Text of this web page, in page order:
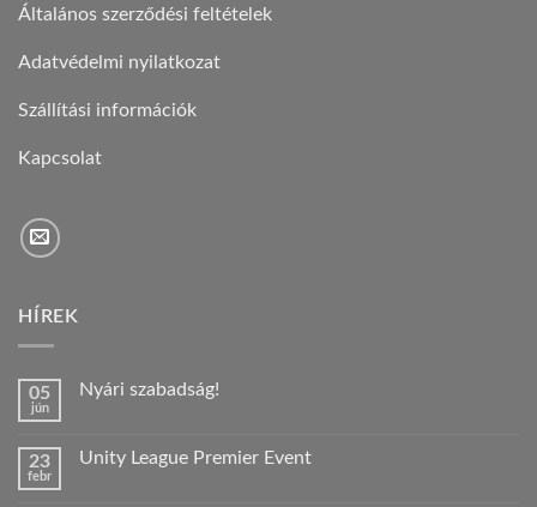
Általános szerződési feltételek
Adatvédelmi nyilatkozat
Szállítási információk
Kapcsolat
HÍREK
05
jún
Nyári szabadság!
Nyári
23
febr
Unity League Premier Event